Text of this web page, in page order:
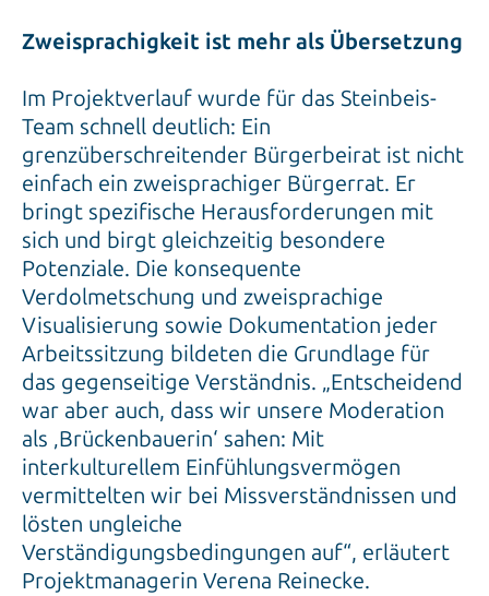
Zweisprachigkeit ist mehr als Übersetzung
Im Projektverlauf wurde für das Steinbeis-
Team schnell deutlich: Ein
grenzüberschreitender Bürgerbeirat ist nicht
einfach ein zweisprachiger Bürgerrat. Er
bringt spezifische Herausforderungen mit
sich und birgt gleichzeitig besondere
Potenziale. Die konsequente
Verdolmetschung und zweisprachige
Visualisierung sowie Dokumentation jeder
Arbeitssitzung bildeten die Grundlage für
das gegenseitige Verständnis. „Entscheidend
war aber auch, dass wir unsere Moderation
als ‚Brückenbauerin‘ sahen: Mit
interkulturellem Einfühlungsvermögen
vermittelten wir bei Missverständnissen und
lösten ungleiche
Verständigungsbedingungen auf“, erläutert
Projektmanagerin Verena Reinecke.